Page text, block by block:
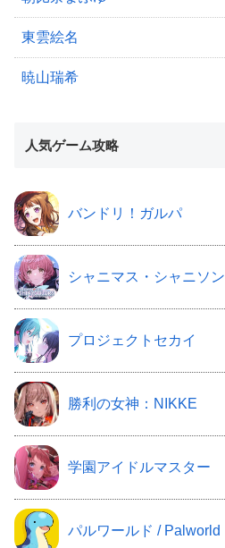
東雲絵名
暁山瑞希
人気ゲーム攻略
バンドリ！ガルパ
シャニマス・シャニソン
プロジェクトセカイ
勝利の女神：NIKKE
学園アイドルマスター
パルワールド / Palworld